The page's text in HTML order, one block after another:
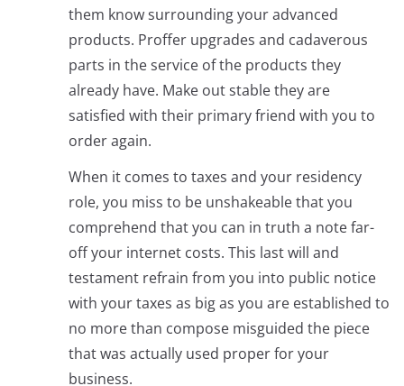
them know surrounding your advanced
products. Proffer upgrades and cadaverous
parts in the service of the products they
already have. Make out stable they are
satisfied with their primary friend with you to
order again.
When it comes to taxes and your residency
role, you miss to be unshakeable that you
comprehend that you can in truth a note far-
off your internet costs. This last will and
testament refrain from you into public notice
with your taxes as big as you are established to
no more than compose misguided the piece
that was actually used proper for your
business.